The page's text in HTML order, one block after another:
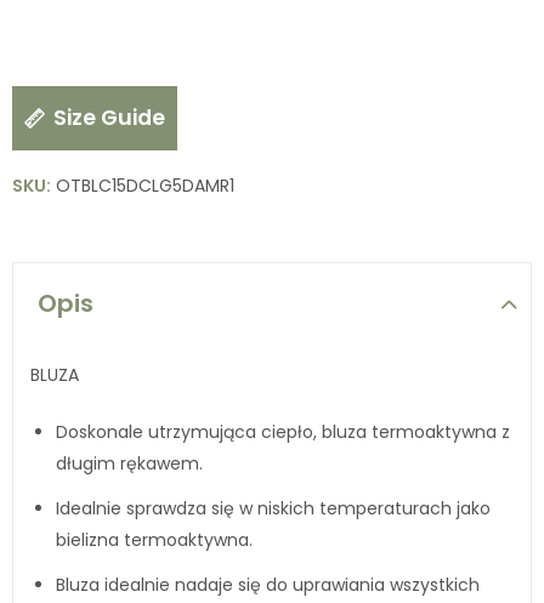
Size Guide
SKU: OTBLC15DCLG5DAMR1
Opis
BLUZA
Doskonale utrzymująca ciepło, bluza termoaktywna z
długim rękawem.
Idealnie sprawdza się w niskich temperaturach jako
bielizna termoaktywna.
Bluza idealnie nadaje się do uprawiania wszystkich